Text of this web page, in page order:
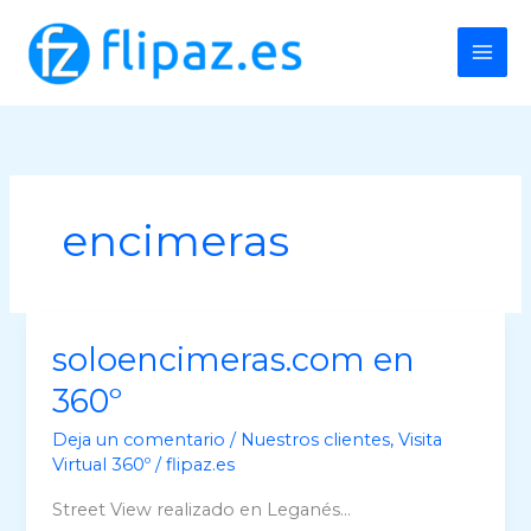
contenido
encimeras
soloencimeras.com en
360º
Deja un comentario / Nuestros clientes,Visita
Virtual 360º /flipaz.es
Street View realizado en Leganés…